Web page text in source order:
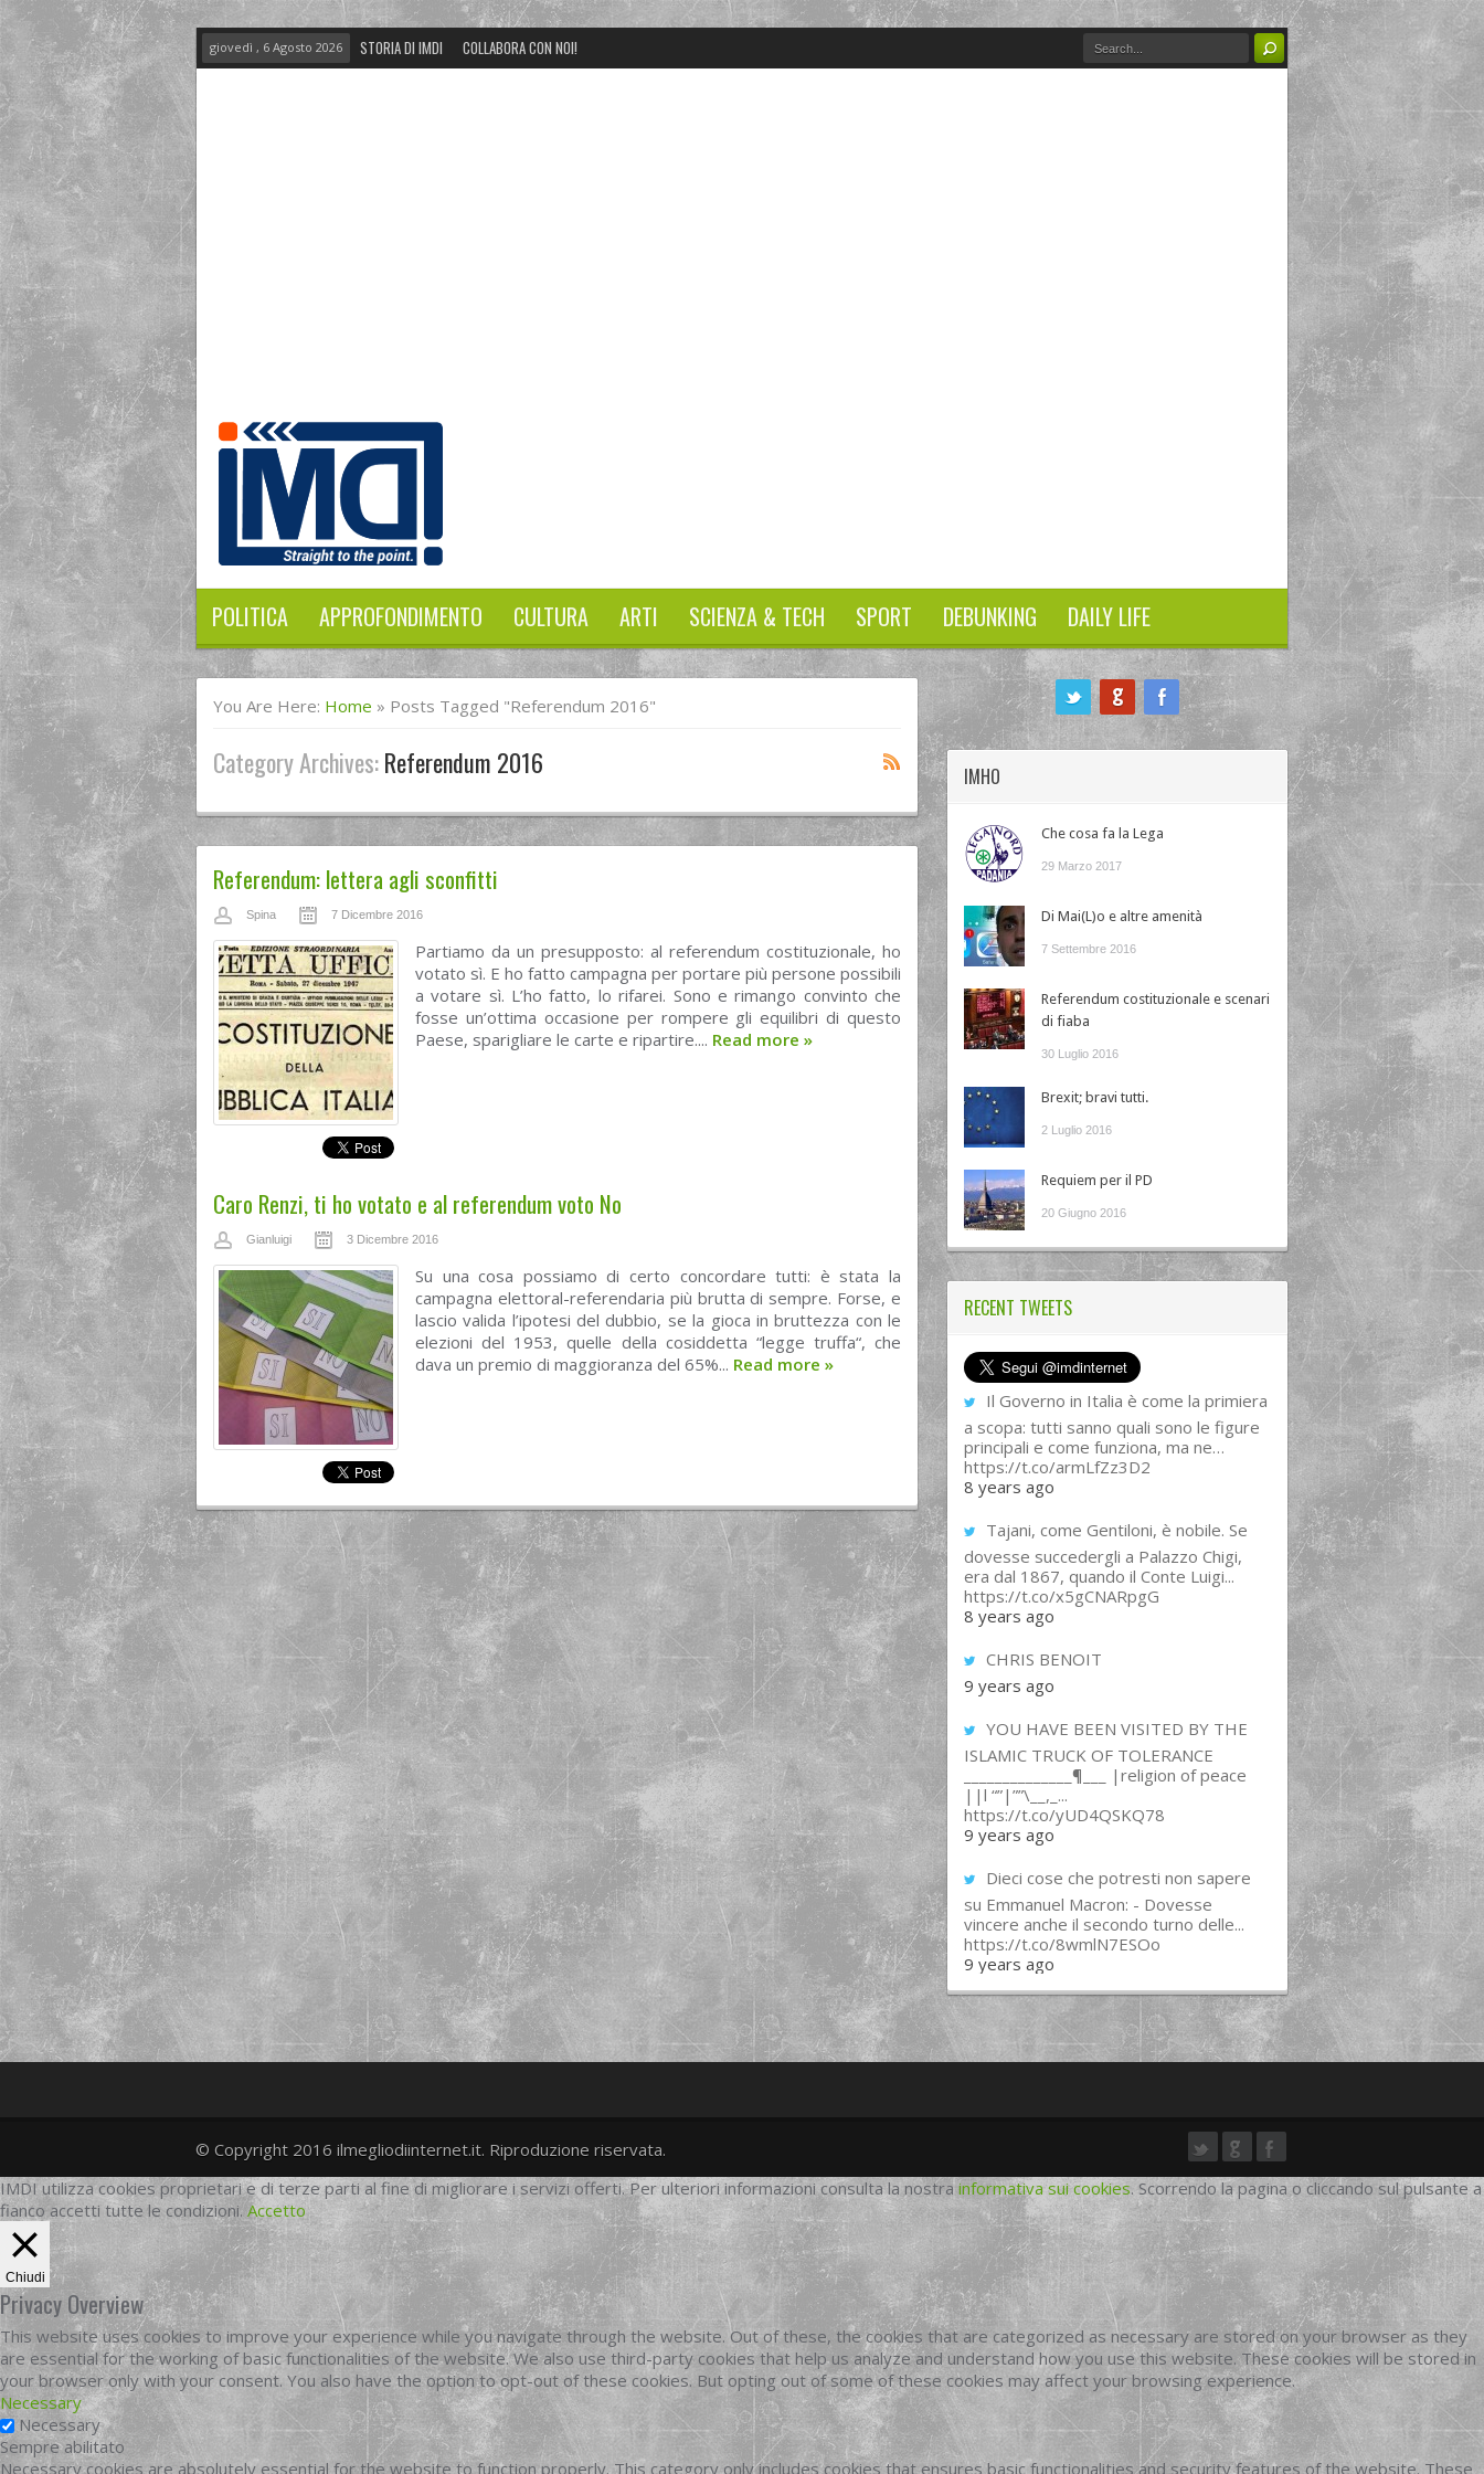
giovedì , 6 Agosto 2026 STORIA DI IMDI COLLABORA CON NOI!
POLITICA APPROFONDIMENTO CULTURA ARTI SCIENZA & TECH SPORT DEBUNKING DAILY LIFE
You Are Here: Home » Posts Tagged "referendum 2016"
Category Archives:Referendum 2016
Referendum: lettera agli sconfitti
Spina 7 Dicembre 2016
Partiamo da un presupposto: al referendum costituzionale, ho
votato sì. E ho fatto campagna per portare più persone possibili
a votare sì. L’ho fatto, lo rifarei. Sono e rimango convinto che
fosse un’ottima occasione per rompere gli equilibri di questo
Paese, sparigliare le carte e ripartire.... Read more »
Caro Renzi, ti ho votato e al referendum voto No
Gianluigi 3 Dicembre 2016
Su una cosa possiamo di certo concordare tutti: è stata la
campagna elettoral-referendaria più brutta di sempre. Forse, e
lascio valida l’ipotesi del dubbio, se la gioca in bruttezza con le
elezioni del 1953, quelle della cosiddetta “legge truffa“, che
dava un premio di maggioranza del 65%... Read more »
IMHO
Che cosa fa la Lega
29 Marzo 2017
Di Mai(L)o e altre amenità
7 Settembre 2016
Referendum costituzionale e scenari
di fiaba
30 Luglio 2016
Brexit; bravi tutti.
2 Luglio 2016
Requiem per il PD
20 Giugno 2016
RECENT TWEETS
Il Governo in Italia è come la primiera
a scopa: tutti sanno quali sono le figure
principali e come funziona, ma ne…
https://t.co/armLfZz3D2
8 years ago
Tajani, come Gentiloni, è nobile. Se
dovesse succedergli a Palazzo Chigi,
era dal 1867, quando il Conte Luigi...
https://t.co/x5gCNARpgG
8 years ago
CHRIS BENOIT
9 years ago
YOU HAVE BEEN VISITED BY THE
ISLAMIC TRUCK OF TOLERANCE
______________¶___ |religion of peace
||l “”|””\__,_...
https://t.co/yUD4QSKQ78
9 years ago
Dieci cose che potresti non sapere
su Emmanuel Macron: - Dovesse
vincere anche il secondo turno delle...
https://t.co/8wmlN7ESOo
9 years ago
twittergoogleplus
facebook
© Copyright 2016 ilmegliodiinternet.it. Riproduzione riservata.
IMDI utilizza cookies proprietari e di terze parti al fine di migliorare i servizi offerti. Per ulteriori informazioni consulta la nostra informativa sui cookies. Scorrendo la pagina o cliccando sul pulsante a
fianco accetti tutte le condizioni. Accetto
Chiudi
Privacy Overview
This website uses cookies to improve your experience while you navigate through the website. Out of these, the cookies that are categorized as necessary are stored on your browser as they
are essential for the working of basic functionalities of the website. We also use third-party cookies that help us analyze and understand how you use this website. These cookies will be stored in
your browser only with your consent. You also have the option to opt-out of these cookies. But opting out of some of these cookies may affect your browsing experience.
Necessary
Necessary
Sempre abilitato
Necessary cookies are absolutely essential for the website to function properly. This category only includes cookies that ensures basic functionalities and security features of the website. These